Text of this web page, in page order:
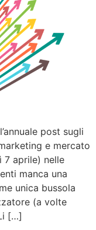
post sugli
e mercato
7 aprile) nelle
manca una
unica bussola
(a volte
[…]